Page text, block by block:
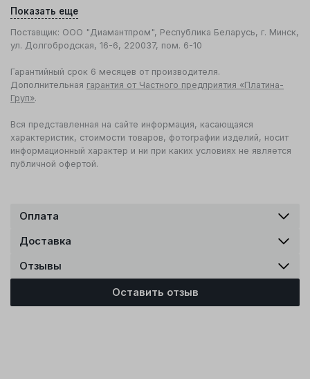
Показать еще
Поставщик: ООО "Диамантпром", Республика Беларусь, г. Минск,
ул. Долгобродская, 16-6, 220037, пом. 6-10
Гарантийный срок 6 месяцев от производителя.
Дополнительная гарантия от Частного предприятия «Платина-
Груп».
Вся представленная на сайте информация, касающаяся
характеристик, стоимости товаров, фотографии изделий, носит
информационный характер и ни при каких условиях не является
публичной офертой.
Оплата
Доставка
Отзывы
Оставить отзыв